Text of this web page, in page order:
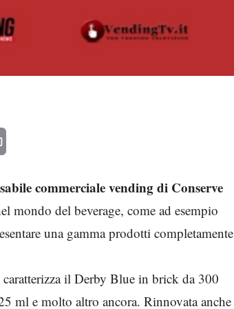
commerciale vending di Conserve
mondo del beverage, come ad esempio
una gamma prodotti completamente
caratterizza il Derby Blue in brick da 300
ml e molto altro ancora. Rinnovata anche